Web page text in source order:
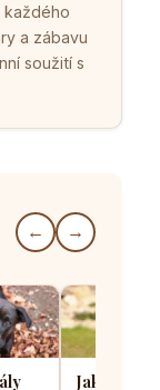
každého
a zábavu
soužití s
← →
Jak